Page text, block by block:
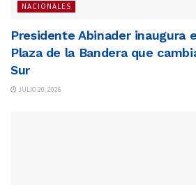
NACIONALES
Presidente Abinader inaugura
Plaza de la Bandera que
Sur
JULIO 20, 2026